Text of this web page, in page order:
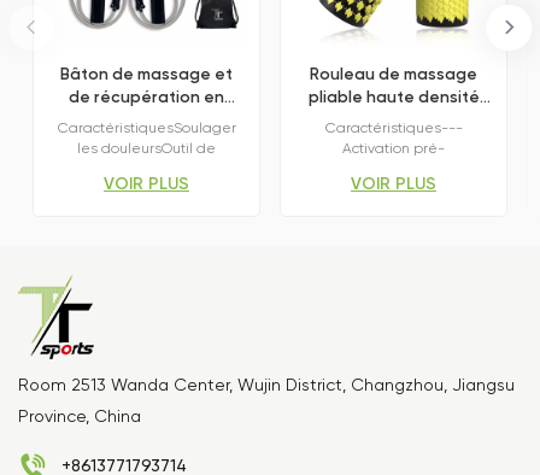
Bâton de massage et
de récupération en
silicone
CaractéristiquesSoulager
les douleursOutil de
corps---Matériau en
transporterConception 2 en
1 : Bâton de massage utilisé
Pilates avec deux tubes de
résistance.
VOIR PLUS
Rouleau de massage
pliable haute densité
pour le bureau et la
maison
Caractéristiques---
Activation pré-
roulant à 360°---
VOIR PLUS
Room 2513 Wanda Center, Wujin District, Changzhou, Jiangsu
Province, China
+8613771793714